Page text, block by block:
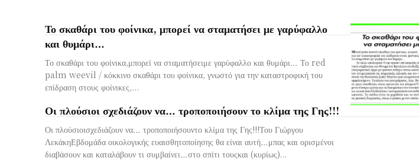
Το σκαθάρι του φοίνικα, μπορεί να σταματήσει με γαρύφαλλο
και θυμάρι…
Το σκαθάρι του φοίνικα,μπορεί να σταματήσειμε γαρύφαλλο και θυμάρι… Το red
palm weevil / κόκκινο σκαθάρι του φοίνικα, γνωστό για την καταστροφική του
επίδραση στους φοίνικες,...
Οι πλούσιοι σχεδιάζουν να… τροποποιήσουν το κλίμα της Γης!!!
Οι πλούσιοισχεδιάζουν να… τροποποιήσουντο κλίμα της Γης!!!Του Γιώργου
ΛεκάκηΕβδομάδα οικολογικής ευαισθητοποίησης θα είναι αυτή…μπας και ορισμένοι
διαβάσουν και καταλάβουν τι συμβαίνει…στο σπίτι τουςκαι (κυρίως)...